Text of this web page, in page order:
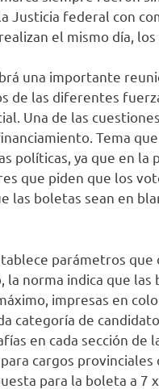
Justicia federal con
el mismo día,
una importante
de las diferentes
Una de las
Tema
políticas, ya que en la
que piden que los
las boletas sean en
parámetros que
la norma indica que
impresas en
categoría de
en cada sección de
cargos
para la boleta a 7